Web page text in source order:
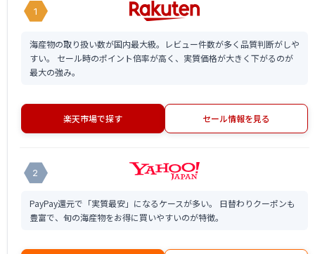
1
海産物の取り扱い数が国内最大級。レビュー件数が多く品質判断がしや
すい。 セール時のポイント倍率が高く、実質価格が大きく下がるのが
最大の強み。
楽天市場で探す セール情報を見る
2
PayPay還元で「実質最安」になるケースが多い。 日替わりクーポンも
豊富で、旬の海産物をお得に買いやすいのが特徴。